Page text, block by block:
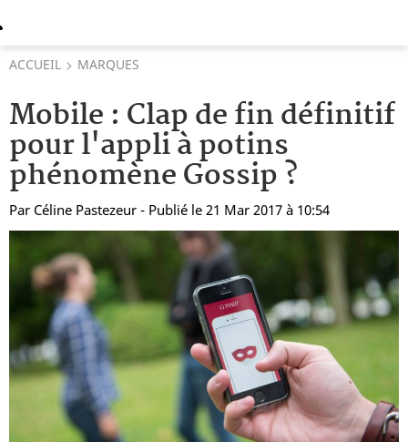
ACCUEIL MARQUES
Mobile : Clap de fin définitif
pour l'appli à potins
phénomène Gossip ?
Par Céline Pastezeur - Publié le 21 Mar 2017 à 10:54